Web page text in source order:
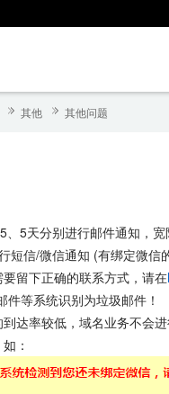
其他 其他问题
、5天分别进行邮件通知，
短信/微信通知 (有绑定微信
留下正确的联系方式，请在
件等系统识别为垃圾邮件！
达率较低，域名业务不会
：